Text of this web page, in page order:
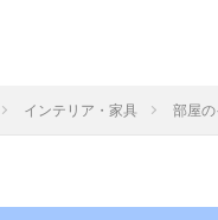
インテリア・家具 部屋